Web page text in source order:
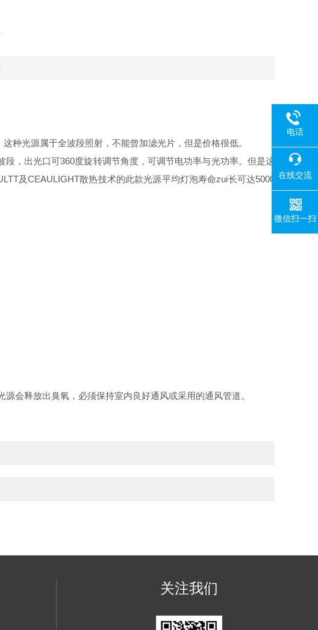
种光源属于全波段照射，不能曾加滤光片，但是价格很低。
出光口可360度旋转调节角度，可调节电功率与光功率。但是这
及CEAULIGHT散热技术的此款光源平均灯泡寿命zui长可达5000
会释放出臭氧，必须保持室内良好通风或采用的通风管道。
关注我们
电话
在线交流
微信扫一扫